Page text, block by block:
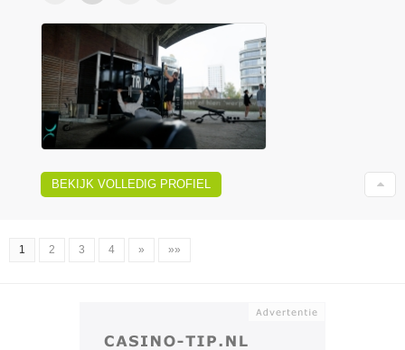
BEKIJK VOLLEDIG PROFIEL
1 2 3 4 » »»